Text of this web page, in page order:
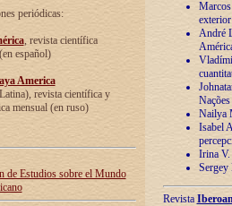
periódicas:
, revista científica
español)
America
revista científica y
mensual (en ruso)
de Estudios sobre el Mundo
André
Nailya
Isabel
Irina V.
Sergey
Revista